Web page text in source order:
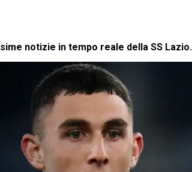
notizie in tempo reale della SS Lazio.